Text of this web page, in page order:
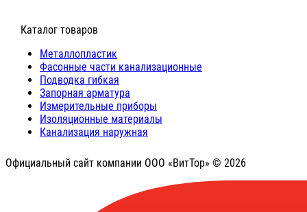
⠀Каталог товаров
Металлопластик
Фасонные части канализационные
Подводка гибкая
Запорная арматура
Измерительные приборы
Изоляционные материалы
Канализация наружная
Официальный сайт компании ООО «ВитТор» © 2026